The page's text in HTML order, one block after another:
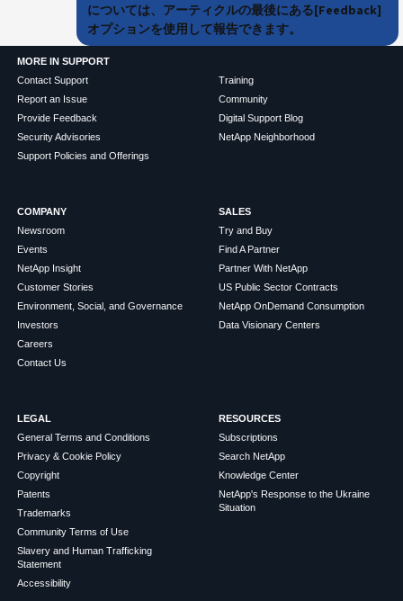
については、アーティクルの最後にある[Feedback]
オプションを使用して報告できます。
MORE IN SUPPORT
Contact Support
Report an Issue
Provide Feedback
Security Advisories
Support Policies and Offerings
Training
Community
Digital Support Blog
NetApp Neighborhood
COMPANY
Newsroom
Events
NetApp Insight
Customer Stories
Environment, Social, and Governance
Investors
Careers
Contact Us
SALES
Try and Buy
Find A Partner
Partner With NetApp
US Public Sector Contracts
NetApp OnDemand Consumption
Data Visionary Centers
LEGAL
General Terms and Conditions
Privacy & Cookie Policy
Copyright
Patents
Trademarks
Community Terms of Use
Slavery and Human Trafficking
Statement
Accessibility
RESOURCES
Subscriptions
Search NetApp
Knowledge Center
NetApp's Response to the Ukraine
Situation